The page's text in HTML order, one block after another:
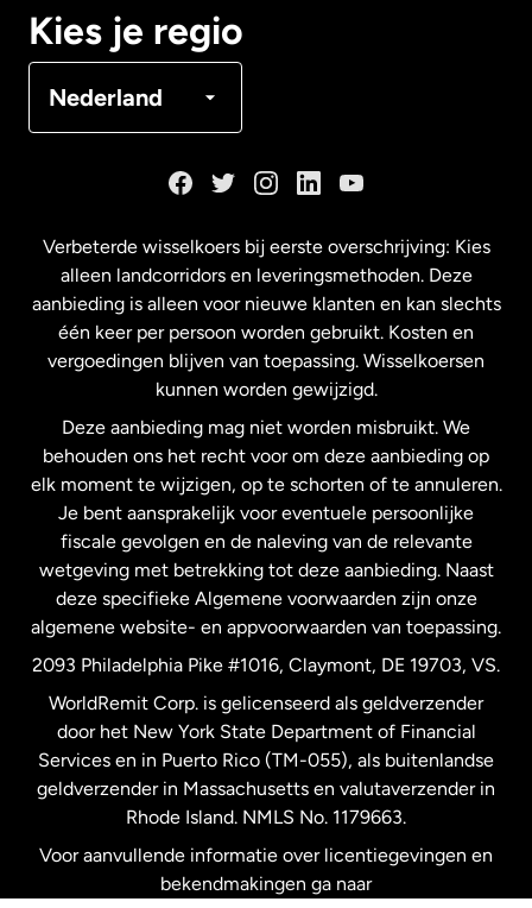
Kies je regio
Nederland
Maleisië
Nederland
Nieuw-Zeeland
Spanje
Verenigd Koninkrijk
Verenigde Staten English
Verenigde Staten Español
Zweden
Verbeterde wisselkoers bij eerste overschrijving: Kies
alleen landcorridors en leveringsmethoden. Deze
aanbieding is alleen voor nieuwe klanten en kan slechts
één keer per persoon worden gebruikt. Kosten en
vergoedingen blijven van toepassing. Wisselkoersen
kunnen worden gewijzigd.
Deze aanbieding mag niet worden misbruikt. We
behouden ons het recht voor om deze aanbieding op
elk moment te wijzigen, op te schorten of te annuleren.
Je bent aansprakelijk voor eventuele persoonlijke
fiscale gevolgen en de naleving van de relevante
wetgeving met betrekking tot deze aanbieding. Naast
deze specifieke Algemene voorwaarden zijn onze
algemene website- en appvoorwaarden van toepassing.
2093 Philadelphia Pike #1016, Claymont, DE 19703, VS.
WorldRemit Corp. is gelicenseerd als geldverzender
door het New York State Department of Financial
Services en in Puerto Rico (TM-055), als buitenlandse
geldverzender in Massachusetts en valutaverzender in
Rhode Island. NMLS No. 1179663.
Voor aanvullende informatie over licentiegevingen en
bekendmakingen ga naar